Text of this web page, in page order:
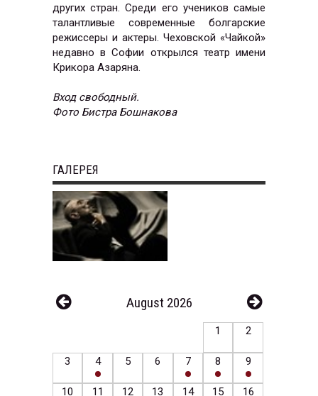
других стран. Среди его учеников самые
талантливые современные болгарские
режиссеры и актеры. Чеховской «Чайкой»
недавно в Софии открылся театр имени
Крикора Азаряна.
Вход свободный.
Фото Бистра Бошнакова
ГАЛЕРЕЯ
August 2026
1 2
3 4 5 6 7 8 9
10 11 12 13 14 15 16